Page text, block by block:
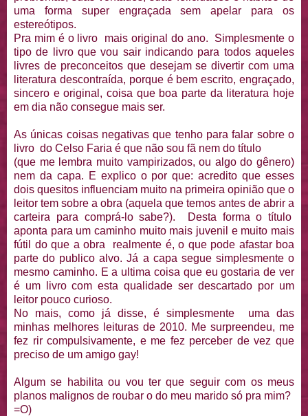
uma forma super engraçada sem apelar para os
estereótipos.
Pra mim é o livro mais original do ano. Simplesmente o
tipo de livro que vou sair indicando para todos aqueles
livres de preconceitos que desejam se divertir com uma
literatura descontraída, porque é bem escrito, engraçado,
sincero e original, coisa que boa parte da literatura hoje
em dia não consegue mais ser.
As únicas coisas negativas que tenho para falar sobre o
livro do Celso Faria é que não sou fã nem do título
(que me lembra muito vampirizados, ou algo do gênero)
nem da capa. E explico o por que: acredito que esses
dois quesitos influenciam muito na primeira opinião que o
leitor tem sobre a obra (aquela que temos antes de abrir a
carteira para comprá-lo sabe?). Desta forma o título
aponta para um caminho muito mais juvenil e muito mais
fútil do que a obra realmente é, o que pode afastar boa
parte do publico alvo. Já a capa segue simplesmente o
mesmo caminho. E a ultima coisa que eu gostaria de ver
é um livro com esta qualidade ser descartado por um
leitor pouco curioso.
No mais, como já disse, é simplesmente uma das
minhas melhores leituras de 2010. Me surpreendeu, me
fez rir compulsivamente, e me fez perceber de vez que
preciso de um amigo gay!
Algum se habilita ou vou ter que seguir com os meus
planos malignos de roubar o do meu marido só pra mim?
=O)